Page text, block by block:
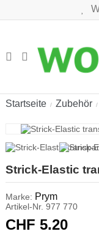
Startseite Zubehör
Strick-Elastic
Marke: Prym
Artikel-Nr. 977 770
CHF 5.20